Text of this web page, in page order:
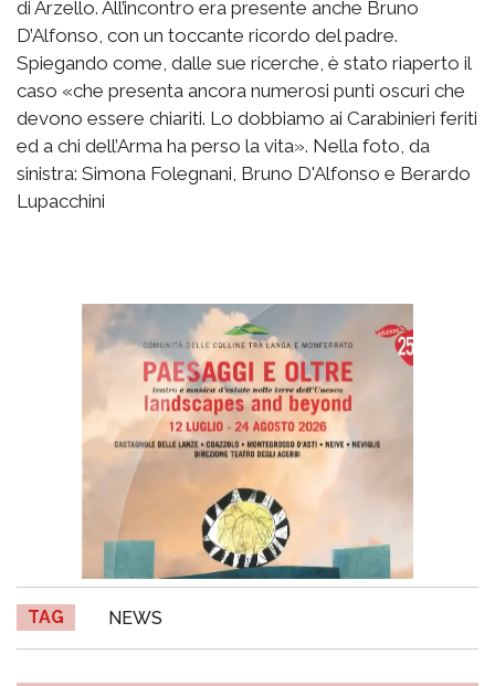
di Arzello. All’incontro era presente anche Bruno
D’Alfonso, con un toccante ricordo del padre.
Spiegando come, dalle sue ricerche, è stato riaperto il
caso «che presenta ancora numerosi punti oscuri che
devono essere chiariti. Lo dobbiamo ai Carabinieri feriti
ed a chi dell’Arma ha perso la vita». Nella foto, da
sinistra: Simona Folegnani, Bruno D'Alfonso e Berardo
Lupacchini
TAG NEWS